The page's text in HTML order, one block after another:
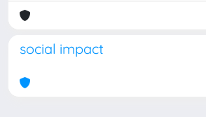
social impact